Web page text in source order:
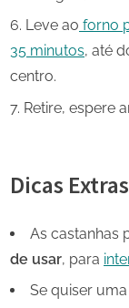
Leve ao forno
35 minutos, até
centro.
Retire, espere
Dicas Extras
As castanhas
de usar, para
Se quiser